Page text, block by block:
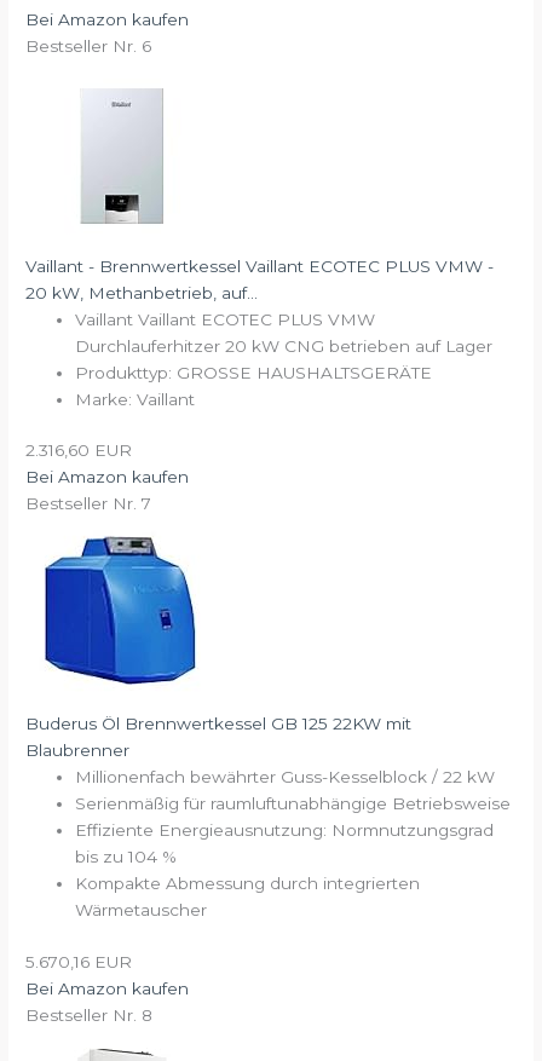
Bei Amazon kaufen
Bestseller Nr. 6
Vaillant - Brennwertkessel Vaillant ECOTEC PLUS VMW -
20 kW, Methanbetrieb, auf...
Vaillant Vaillant ECOTEC PLUS VMW
Durchlauferhitzer 20 kW CNG betrieben auf Lager
Produkttyp: GROSSE HAUSHALTSGERÄTE
Marke: Vaillant
2.316,60 EUR
Bei Amazon kaufen
Bestseller Nr. 7
Buderus Öl Brennwertkessel GB 125 22KW mit
Blaubrenner
Millionenfach bewährter Guss-Kesselblock / 22 kW
Serienmäßig für raumluftunabhängige Betriebsweise
Effiziente Energieausnutzung: Normnutzungsgrad
bis zu 104 %
Kompakte Abmessung durch integrierten
Wärmetauscher
5.670,16 EUR
Bei Amazon kaufen
Bestseller Nr. 8